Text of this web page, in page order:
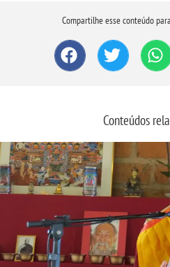
Compartilhe esse conteúdo
Conteúdos